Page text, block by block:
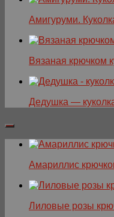
Амигуруми.
Вязаная крючком
Дедушка —
Амариллис
Лиловые розы